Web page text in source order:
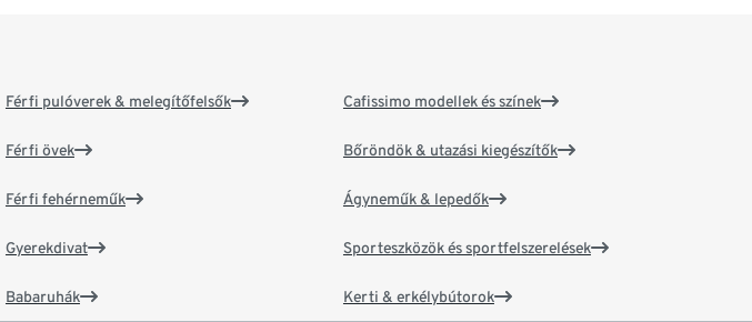
Férfi pulóverek & melegítőfelsők
Férfi övek
Férfi fehérneműk
Gyerekdivat
Babaruhák
Cafissimo modellek és színek
Bőröndök & utazási kiegészítők
Ágyneműk & lepedők
Sporteszközök és sportfelszerelések
Kerti & erkélybútorok